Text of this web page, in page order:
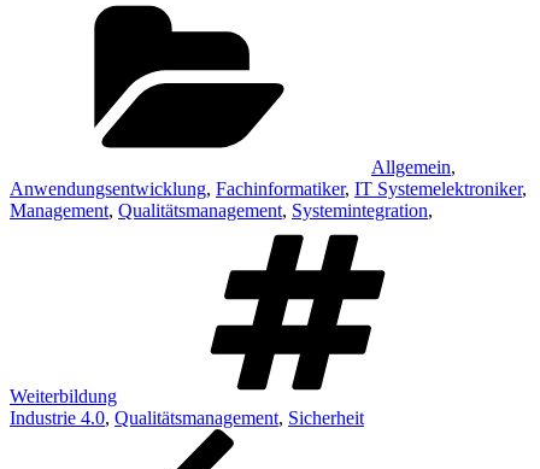
Allgemein,
Anwendungsentwicklung, Fachinformatiker, IT Systemelektroniker,
Management, Qualitätsmanagement, Systemintegration,
Weiterbildung
Industrie 4.0, Qualitätsmanagement, Sicherheit
Beitragsnavigation